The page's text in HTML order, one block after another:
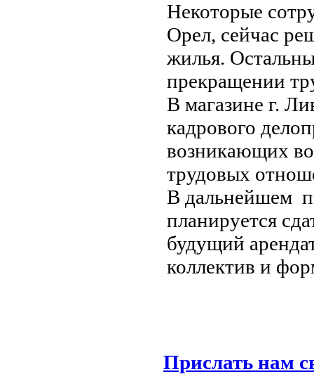
Некоторые
Орел, сейчас
жилья.
прекращении
В магазине г.
кадрового
возникающих
трудовых
В дальнейшем
планируется
будущий
коллектив и
Прислать нам